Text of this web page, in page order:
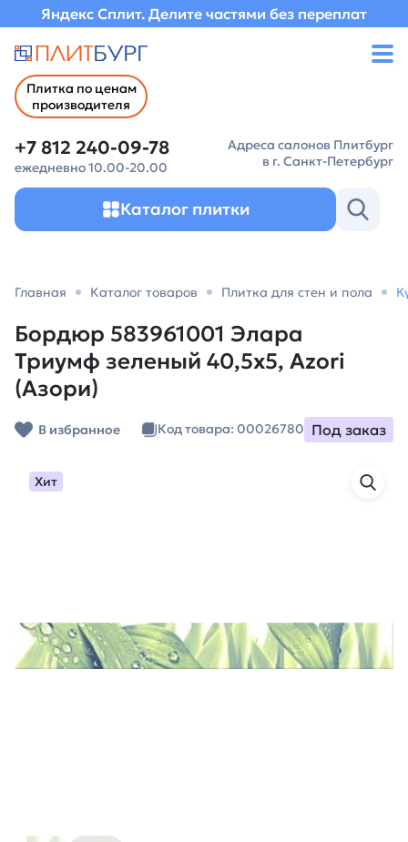
Яндекс Сплит. Делите частями без переплат
Плитка по ценам
производителя
+7 812 240-09-78
ежедневно 10.00-20.00
Адреса салонов Плитбург
в г. Санкт-Петербург
Каталог плитки
Главная Каталог товаров Плитка для стен и пола
Бордюр 583961001 Элара
Триумф зеленый 40,5х5, Azori
(Азори)
В избранное Код товара: 00026780 Под заказ
Хит